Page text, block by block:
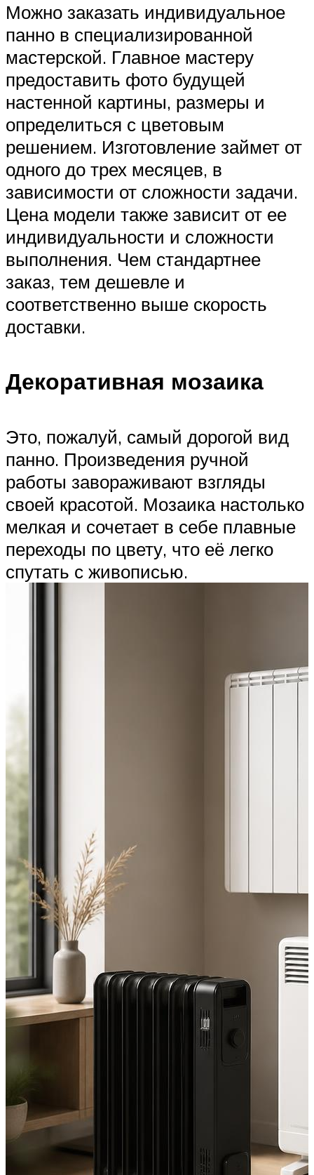
Можно заказать индивидуальное
панно в специализированной
мастерской. Главное мастеру
предоставить фото будущей
настенной картины, размеры и
определиться с цветовым
решением. Изготовление займет от
одного до трех месяцев, в
зависимости от сложности задачи.
Цена модели также зависит от ее
индивидуальности и сложности
выполнения. Чем стандартнее
заказ, тем дешевле и
соответственно выше скорость
доставки.
Декоративная мозаика
Это, пожалуй, самый дорогой вид
панно. Произведения ручной
работы завораживают взгляды
своей красотой. Мозаика настолько
мелкая и сочетает в себе плавные
переходы по цвету, что её легко
спутать с живописью.